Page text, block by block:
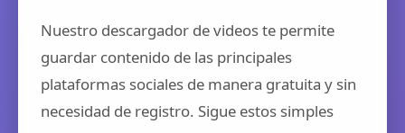
Nuestro descargador de videos te permite
guardar contenido de las principales
plataformas sociales de manera gratuita y sin
necesidad de registro. Sigue estos simples